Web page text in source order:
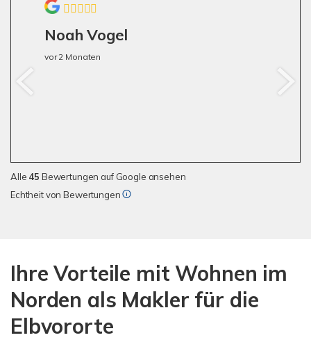
Noah Vogel
vor 2 Monaten
Alle 45 Bewertungen auf Google ansehen
Echtheit von Bewertungen
Ihre Vorteile mit Wohnen im
Norden als Makler für die
Elbvororte